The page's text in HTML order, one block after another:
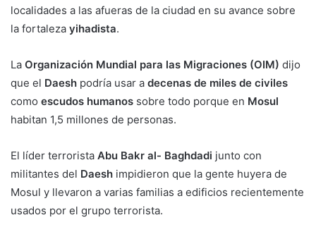
localidades a las afueras de la ciudad en su avance sobre
la fortaleza yihadista.
La Organización Mundial para las Migraciones (OIM) dijo
que el Daesh podría usar a decenas de miles de civiles
como escudos humanos sobre todo porque en Mosul
habitan 1,5 millones de personas.
El líder terrorista Abu Bakr al- Baghdadi junto con
militantes del Daesh impidieron que la gente huyera de
Mosul y llevaron a varias familias a edificios recientemente
usados por el grupo terrorista.